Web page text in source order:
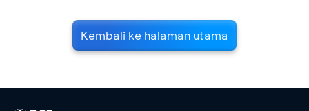
Kembali ke halaman utama